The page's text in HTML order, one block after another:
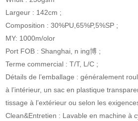
Largeur : 142cm ;
Composition : 30%PU,65%P,5%SP ;
MY: 1000m/olor
Port FOB : Shanghai, n ing博 ;
Terme commercial : T/T, L/C ;
Détails de l’emballage : généralement
à l’intérieur, un sac en plastique
tissage à l’extérieur ou selon les
Clean&Entretien : Lavable en machine à